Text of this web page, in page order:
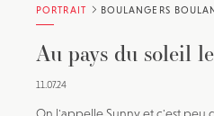
PORTRAIT BOULANGERS
Au pays du soleil
11.07.24
On l'appelle Sunny et c'est peu
d’info avec une sélection